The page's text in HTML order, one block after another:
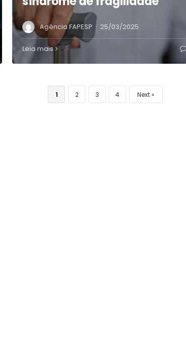
Agência FAPESP · 25/03/2025
Leia mais
1 2 3 4 Next